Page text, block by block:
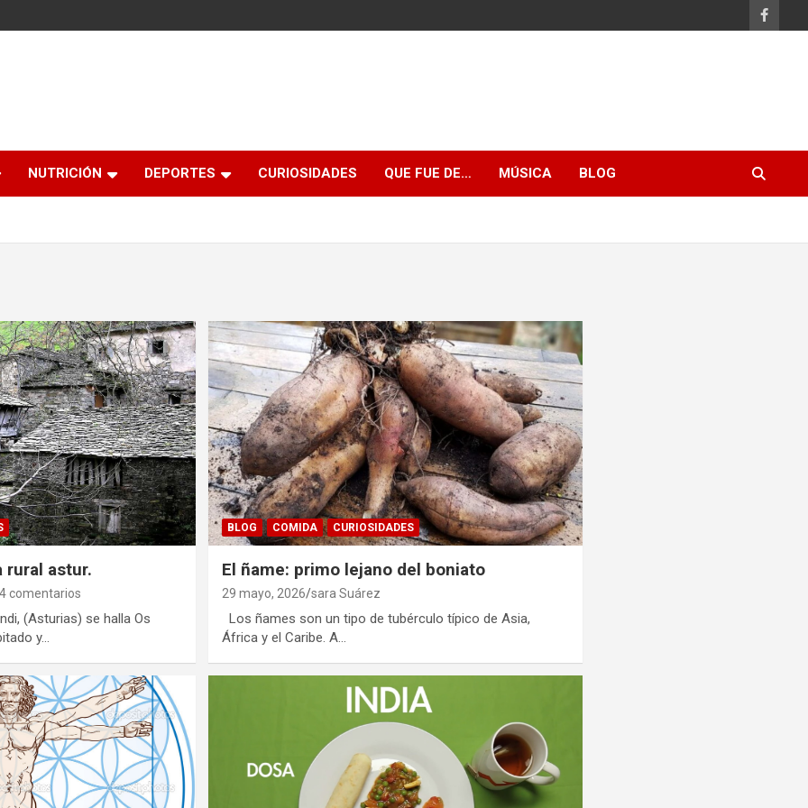
NUTRICIÓN DEPORTES CURIOSIDADES QUE FUE DE… MÚSICA BLOG
rural astur.
4 comentarios
(Asturias) se halla Os
y…
BLOG COMIDA CURIOSIDADES
El ñame: primo lejano del boniato
29 mayo, 2026 sara Suárez
Los ñames son un tipo de tubérculo típico de Asia,
África y el Caribe. A…